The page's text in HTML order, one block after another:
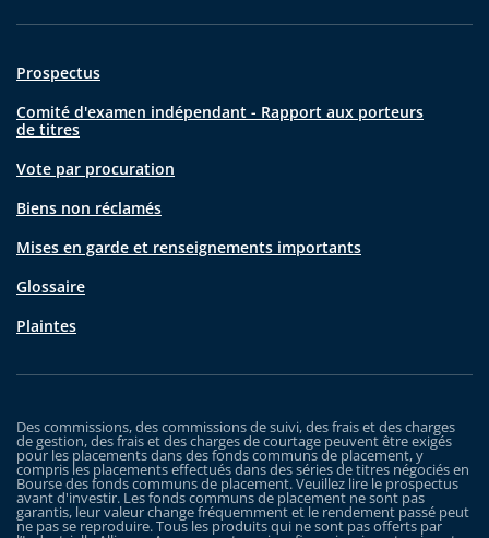
Prospectus
Comité d'examen indépendant - Rapport aux porteurs
de titres
Vote par procuration
Biens non réclamés
Mises en garde et renseignements importants
Glossaire
Plaintes
Des commissions, des commissions de suivi, des frais et des charges
de gestion, des frais et des charges de courtage peuvent être exigés
pour les placements dans des fonds communs de placement, y
compris les placements effectués dans des séries de titres négociés en
Bourse des fonds communs de placement. Veuillez lire le prospectus
avant d'investir. Les fonds communs de placement ne sont pas
garantis, leur valeur change fréquemment et le rendement passé peut
ne pas se reproduire. Tous les produits qui ne sont pas offerts par